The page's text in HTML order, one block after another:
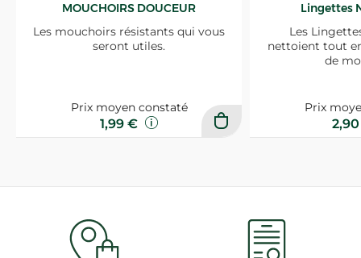
MOUCHOIRS DOUCEUR
Les mouchoirs résistants qui vous
seront utiles.
Prix moyen constaté
1,99 €
Lingettes
Les
nettoient tout
de
Prix